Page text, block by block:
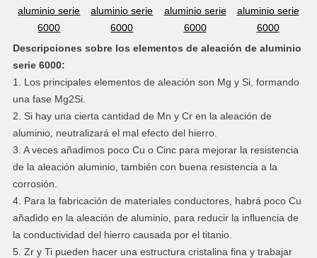
aluminio serie
6000
aluminio serie
6000
aluminio serie
6000
aluminio serie
6000
Descripciones sobre los elementos de aleación de aluminio
serie 6000:
1. Los principales elementos de aleación son Mg y Si, formando
una fase Mg2Si.
2. Si hay una cierta cantidad de Mn y Cr en la aleación de
aluminio, neutralizará el mal efecto del hierro.
3. A veces añadimos poco Cu o Cinc para mejorar la resistencia
de la aleación aluminio, también con buena resistencia a la
corrosión.
4. Para la fabricación de materiales conductores, habrá poco Cu
añadido en la aleación de aluminio, para reducir la influencia de
la conductividad del hierro causada por el titanio.
5. Zr y Ti pueden hacer una estructura cristalina fina y trabajar